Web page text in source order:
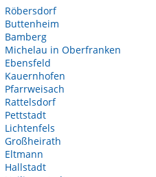
Röbersdorf
Buttenheim
Bamberg
Michelau in Oberfranken
Ebensfeld
Kauernhofen
Pfarrweisach
Rattelsdorf
Pettstadt
Lichtenfels
Großheirath
Eltmann
Hallstadt